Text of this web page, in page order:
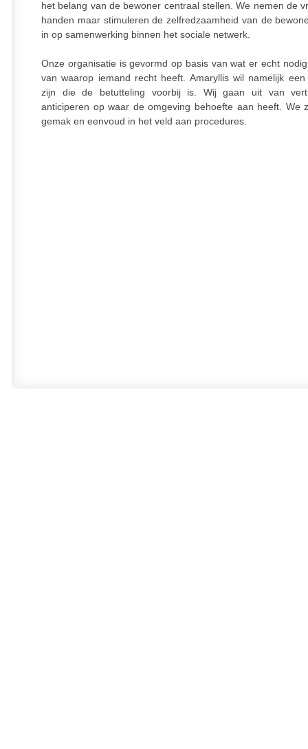
het belang van de bewoner centraal stellen. We nemen de
handen maar stimuleren de zelfredzaamheid van de
in op samenwerking binnen het sociale netwerk.
Onze organisatie is gevormd op basis van wat er echt
van waarop iemand recht heeft. Amaryllis wil namelijk een
zijn die de betutteling voorbij is. Wij gaan uit van
anticiperen op waar de omgeving behoefte aan heeft. We
gemak en eenvoud in het veld aan procedures.